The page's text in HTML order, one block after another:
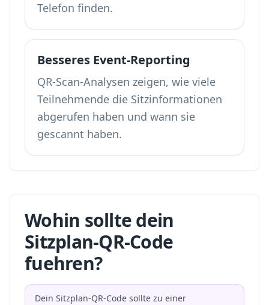
Telefon finden.
Besseres Event-Reporting
QR-Scan-Analysen zeigen, wie viele
Teilnehmende die Sitzinformationen
abgerufen haben und wann sie
gescannt haben.
Wohin sollte dein
Sitzplan-QR-Code
fuehren?
Dein Sitzplan-QR-Code sollte zu einer